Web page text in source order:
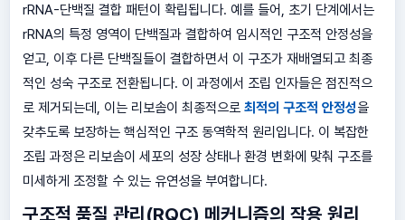
rRNA-단백질 결합 패턴이 확립됩니다. 예를 들어, 초기 단계에서는
rRNA의 특정 영역이 단백질과 결합하여 임시적인 구조적 안정성을
얻고, 이후 다른 단백질들이 결합하면서 이 구조가 재배열되고 최종
적인 성숙 구조로 전환됩니다. 이 과정에서 조립 인자들은 점진적으
로 제거되는데, 이는 리보솜이 최종적으로 최적의 구조적 안정성을
갖추도록 보장하는 핵심적인 구조 동역학적 원리입니다. 이 복잡한
조립 과정은 리보솜이 세포의 성장 상태나 환경 변화에 맞춰 구조를
미세하게 조정할 수 있는 유연성을 부여합니다.
구조적 품질 관리(RQC) 메커니즘의 작용 원리